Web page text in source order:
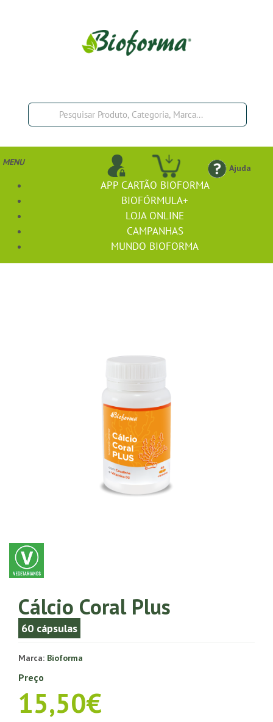
Ajuda
MENU
APP CARTÃO BIOFORMA
BIOFÓRMULA+
LOJA ONLINE
CAMPANHAS
MUNDO BIOFORMA
Cálcio Coral Plus
60 cápsulas
Marca: Bioforma
Preço
15,50€